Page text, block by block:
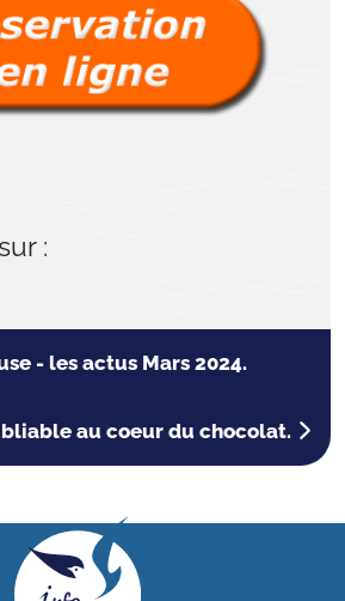
:
- les actus Mars 2024.
au coeur du chocolat.